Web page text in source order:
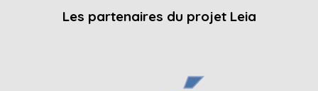
Les partenaires du projet Leia